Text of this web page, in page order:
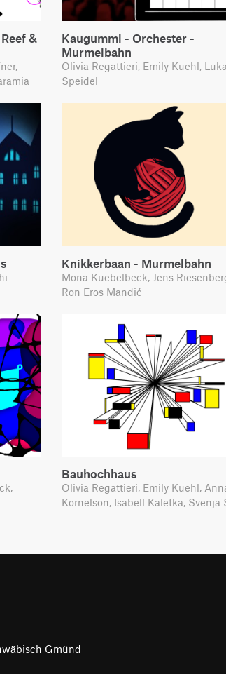
&
Kaugummi - Orchester -
Murmelbahn
Olivia Regattieri, Emily Kuehl,
Speidel
Knikkerbaan - Murmelbahn
Mona Kuebelbeck, Jens
Ron Eros Mandić
Bauhochhaus
Olivia Regattieri, Emily Kuehl,
Kornelson, Isabell Kaletka, Svenja
Gmünd